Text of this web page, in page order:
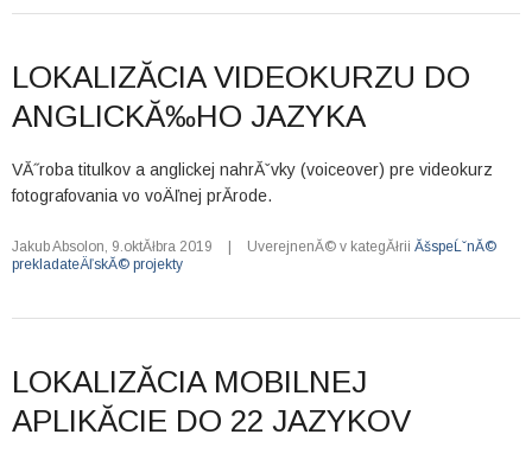
LOKALIZĂCIA VIDEOKURZU DO
ANGLICKĂ‰HO JAZYKA
VĂ˝roba titulkov a anglickej nahrĂˇvky (voiceover) pre videokurz
fotografovania vo voÄľnej prĂ­rode.
Jakub Absolon, 9.oktĂłbra 2019 UverejnenĂ© v kategĂłrii ĂšspeĹˇnĂ©
prekladateÄľskĂ© projekty
LOKALIZĂCIA MOBILNEJ
APLIKĂCIE DO 22 JAZYKOV